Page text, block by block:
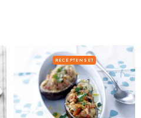
RECEPTENSET